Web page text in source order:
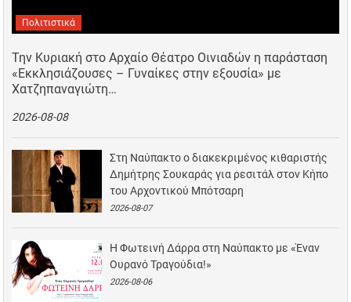
Πολιτιστικά
Την Κυριακή στο Αρχαίο Θέατρο Οινιαδών η παράσταση
«Εκκλησιάζουσες – Γυναίκες στην εξουσία» με
Χατζηπαναγιώτη…
2026-08-08
Στη Ναύπακτο ο διακεκριμένος κιθαριστής
Δημήτρης Σουκαράς για ρεσιτάλ στον Κήπο
του Αρχοντικού Μπότσαρη
2026-08-07
Η Φωτεινή Δάρρα στη Ναύπακτο με «Έναν
Ουρανό Τραγούδια!»
2026-08-06